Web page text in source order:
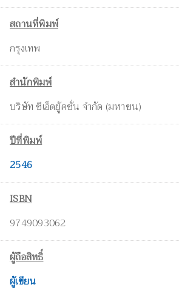
สถานที่พิมพ์
กรุงเทพ
สำนักพิมพ์
บริษัท ซีเอ็ดยู้คชั่น จำกัด (มหาชน)
ปีที่พิมพ์
2546
ISBN
9749093062
ผู้ถือสิทธิ์
ผู้เขียน